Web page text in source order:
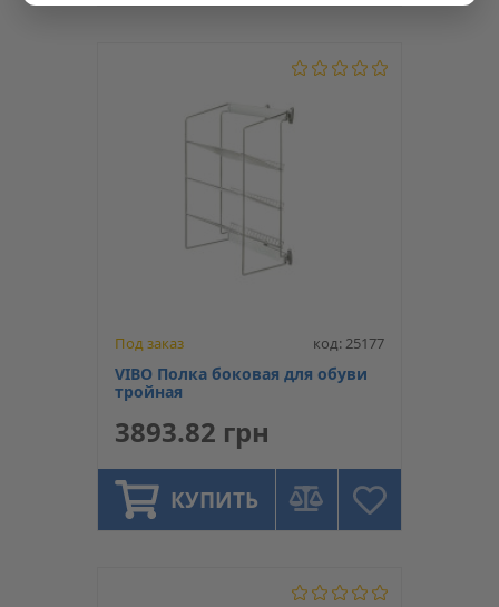
Под заказ код: 25177
VIBO Полка боковая для обуви
тройная
3893.82 грн
КУПИТЬ